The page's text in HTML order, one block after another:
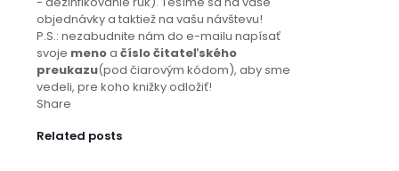
objednávky a taktiež na vašu návštevu!
P.S.: nezabudnite nám do e-mailu napísať
svoje menoa číslo čitateľského
preukazu(pod čiarovým kódom), aby sme
vedeli, pre koho knižky odložiť!
Share
Related posts